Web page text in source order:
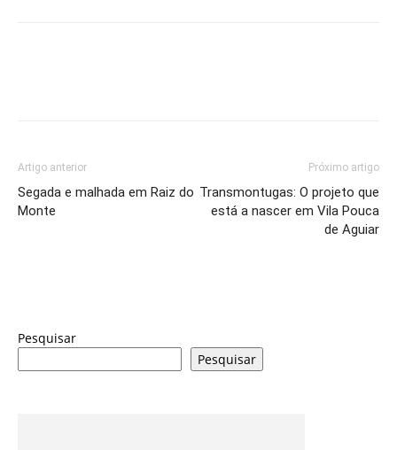
Artigo anterior
Segada e malhada em Raiz do
Monte
Próximo artigo
Transmontugas: O projeto que
está a nascer em Vila Pouca
de Aguiar
Pesquisar
Pesquisar